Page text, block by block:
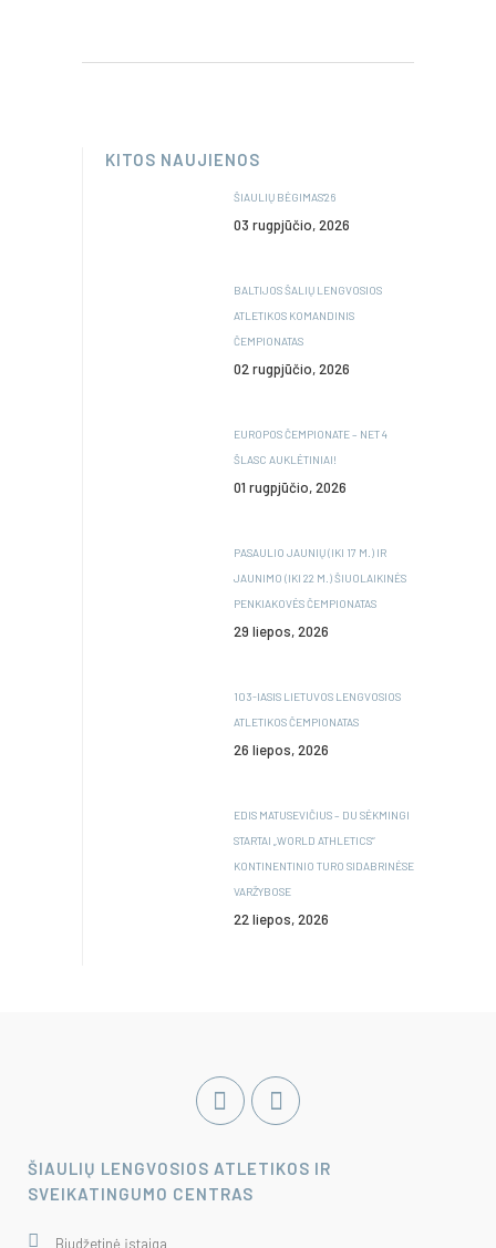
KITOS NAUJIENOS
ŠIAULIŲ BĖGIMAS’26
03 rugpjūčio, 2026
BALTIJOS ŠALIŲ LENGVOSIOS
ATLETIKOS KOMANDINIS
ČEMPIONATAS
02 rugpjūčio, 2026
EUROPOS ČEMPIONATE – NET 4
ŠLASC AUKLĖTINIAI!
01 rugpjūčio, 2026
PASAULIO JAUNIŲ (IKI 17 M.) IR
JAUNIMO (IKI 22 M.) ŠIUOLAIKINĖS
PENKIAKOVĖS ČEMPIONATAS
29 liepos, 2026
103-IASIS LIETUVOS LENGVOSIOS
ATLETIKOS ČEMPIONATAS
26 liepos, 2026
EDIS MATUSEVIČIUS – DU SĖKMINGI
STARTAI „WORLD ATHLETICS“
KONTINENTINIO TURO SIDABRINĖSE
VARŽYBOSE
22 liepos, 2026
ŠIAULIŲ LENGVOSIOS ATLETIKOS IR
SVEIKATINGUMO CENTRAS
Biudžetinė įstaiga